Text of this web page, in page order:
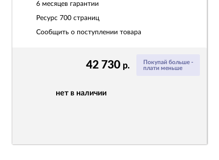
Покупай больше -
плати меньше
42 730 р.
нет в наличии
6 месяцев гарантии
Ресурс 700 страниц
Сообщить о поступлении товара